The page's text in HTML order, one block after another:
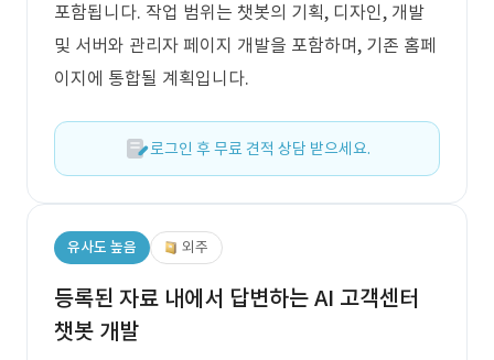
포함됩니다. 작업 범위는 챗봇의 기획, 디자인, 개발
및 서버와 관리자 페이지 개발을 포함하며, 기존 홈페
이지에 통합될 계획입니다.
로그인 후 무료 견적 상담 받으세요.
유사도 높음 외주
등록된 자료 내에서 답변하는 AI 고객센터
챗봇 개발